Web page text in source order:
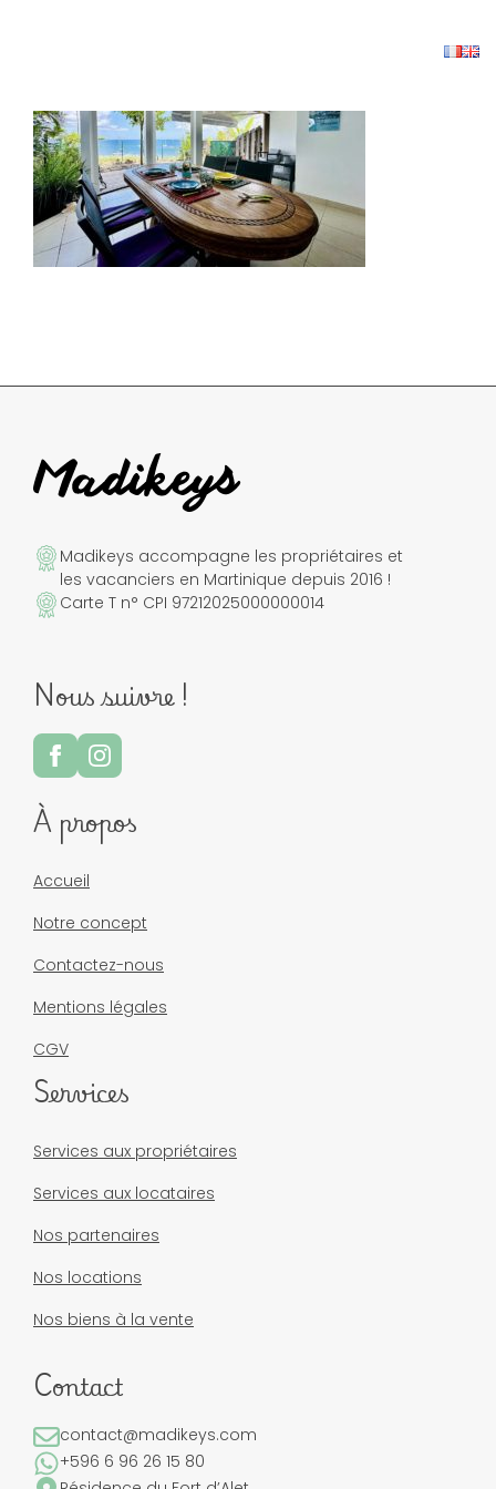
Madikeys accompagne les propriétaires et
les vacanciers en Martinique depuis 2016 !
Carte T n° CPI 97212025000000014
Nous suivre !
À propos
Accueil
Notre concept
Contactez-nous
Mentions légales
CGV
Services
Services aux propriétaires
Services aux locataires
Nos partenaires
Nos locations
Nos biens à la vente
Contact
contact@madikeys.com
+596 6 96 26 15 80